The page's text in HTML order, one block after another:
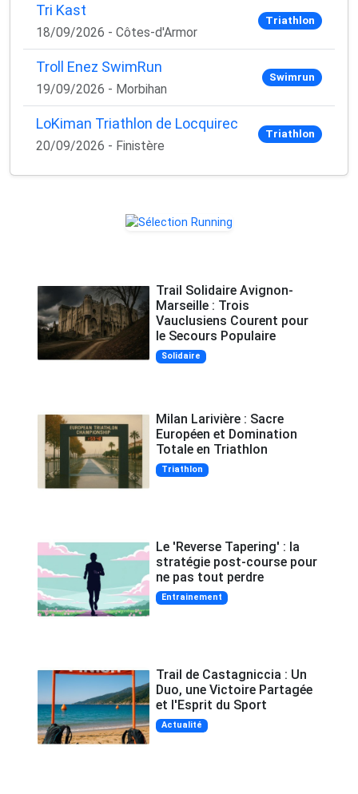
Tri Kast
18/09/2026 - Côtes-d'Armor
Triathlon
Troll Enez SwimRun
19/09/2026 - Morbihan
Swimrun
LoKiman Triathlon de Locquirec
20/09/2026 - Finistère
Triathlon
Trail Solidaire Avignon-
Marseille : Trois
Vauclusiens Courent pour
le Secours Populaire
Solidaire
Milan Larivière : Sacre
Européen et Domination
Totale en Triathlon
Triathlon
Le 'Reverse Tapering' : la
stratégie post-course pour
ne pas tout perdre
Entrainement
Trail de Castagniccia : Un
Duo, une Victoire Partagée
et l'Esprit du Sport
Actualité